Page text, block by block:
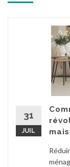
31
JUIL